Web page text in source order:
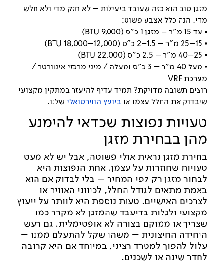
מזגן טוב הוא כזה שעובד ביעילות – לא חזק מדי ולא חלש
מדי. הנה כלל אצבע פשוט:
⦁ עד 15 מ"ר – מזגן 1 כ"ס (9,000 BTU)
⦁ 15–25 מ"ר – 1.5–2 כ"ס (12,000–18,000 BTU)
⦁ 25–40 מ"ר – 2.5 כ"ס (22,000 BTU)
⦁
מעל 40 מ"ר – 3 כ"ס ומעלה / מיני מרכזי אינוורטר /
מערכת VRF
רוצים תשובה מדויקת? תמיד עדיף להיעזר במתקין מקצועי
שיבדוק את החלל עצמו או ביועץ הווירטואלי שלנו.
טעויות נפוצות שכדאי להימנע
מהן בבחירת מזגן
בחירת מזגן נראית אולי פשוטה, אבל יש לא מעט
טעויות שחוזרות על עצמן. אחת הנפוצות היא
לבחור מזגן רק לפי המחיר – בלי לבדוק אם הוא
באמת מתאים לגודל החלל, לכיווני האוויר או
לצרכים האישיים. טעות נוספת היא לוותר על ייעוץ
מקצועי ולגלות בדיעבד שהמזגן לא מקרר כמו
שצריך או ממוקם בצורה לא אופטימלית. גם רעש
היחידה החיצונית – משהו שקל להתעלם ממנו –
עלול להפוך למטרד רציני, במיוחד אם היא קרובה
לחדר שינה או לשכנים.